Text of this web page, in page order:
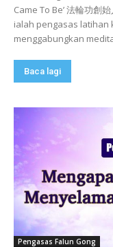
Came To Be’ 法輪功創
ialah pengasas latihan
menggabungkan
Baca lagi
Pengasas Falun Gong